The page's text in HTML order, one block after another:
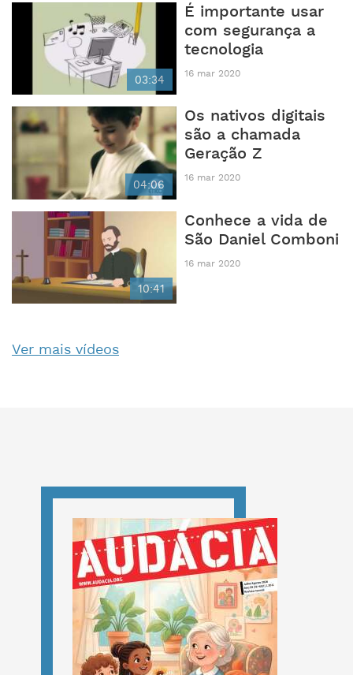
03:34
É importante usar
com segurança a
tecnologia
16 mar 2020
04:06
Os nativos digitais
são a chamada
Geração Z
16 mar 2020
10:41
Conhece a vida de
São Daniel Comboni
16 mar 2020
Ver mais vídeos